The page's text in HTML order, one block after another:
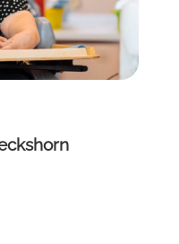
entwickelt